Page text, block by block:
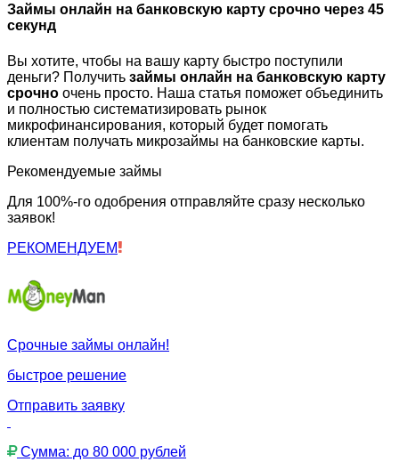
Займы онлайн на банковскую карту срочно через 45
секунд
Вы хотите, чтобы на вашу карту быстро поступили
деньги? Получить займы онлайн на банковскую карту
срочно очень просто. Наша статья поможет объединить
и полностью систематизировать рынок
микрофинансирования, который будет помогать
клиентам получать микрозаймы на банковские карты.
Рекомендуемые займы
Для 100%-го одобрения отправляйте сразу несколько
заявок!
РЕКОМЕНДУЕМ
Срочные займы онлайн!
быстрое решение
Отправить заявку
Сумма: до 80 000 рублей